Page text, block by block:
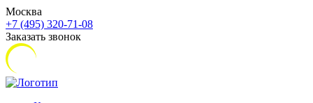
Москва
+7 (495) 320-71-08
Заказать звонок